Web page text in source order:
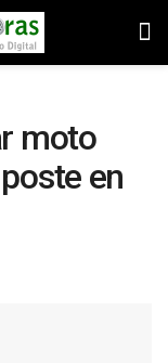
moto
en